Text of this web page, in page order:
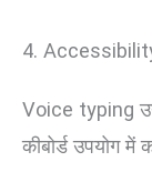
4.
Voice typing उन
कीबोर्ड उपयोग में